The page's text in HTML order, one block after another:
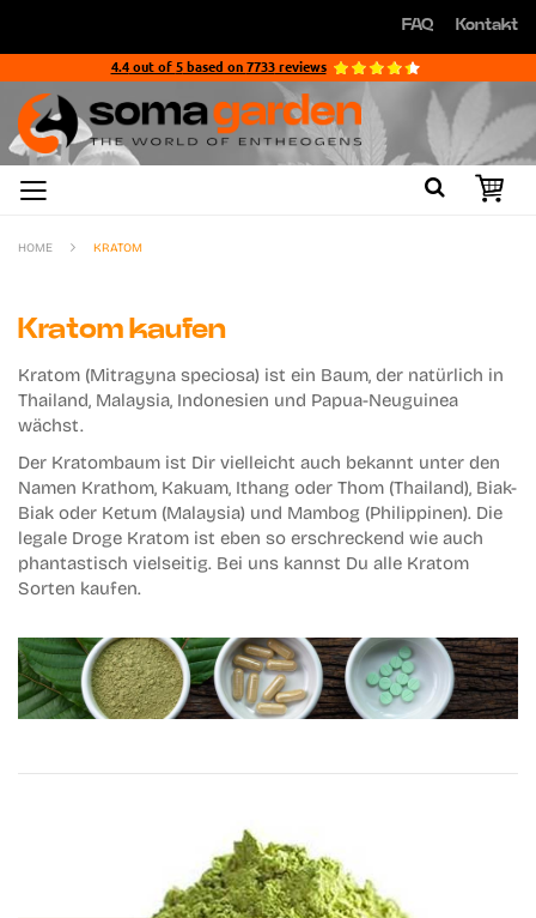
Inhalt
FAQ Kontakt
zum
Inhalt
4.4out of 5based on 7733reviews
HOME KRATOM
Kratom kaufen
Kratom (Mitragyna speciosa) ist ein Baum, der natürlich in
Thailand, Malaysia, Indonesien und Papua-Neuguinea
wächst.
Der Kratombaum ist Dir vielleicht auch bekannt unter den
Namen Krathom, Kakuam, Ithang oder Thom (Thailand), Biak-
Biak oder Ketum (Malaysia) und Mambog (Philippinen). Die
legale Droge Kratom ist eben so erschreckend wie auch
phantastisch vielseitig. Bei uns kannst Du alle Kratom
Sorten kaufen.